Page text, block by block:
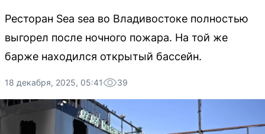
Ресторан Sea sea во Владивостоке полностью
выгорел после ночного пожара. На той же
барже находился открытый бассейн.
18 декабря, 2025, 05:41 39